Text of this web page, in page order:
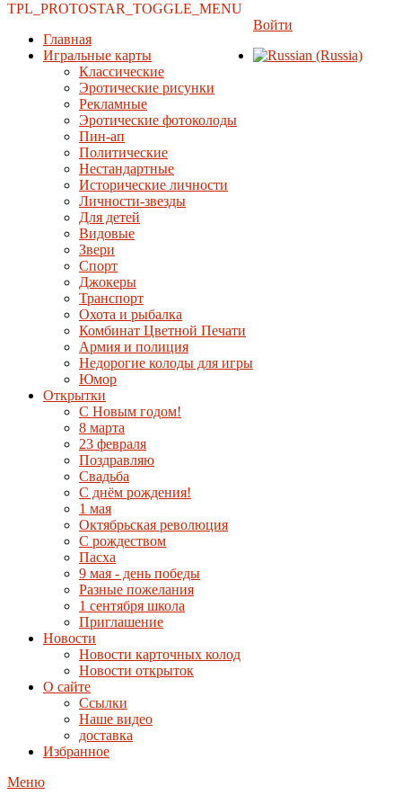
TPL_PROTOSTAR_TOGGLE_MENU
Главная
Игральные карты
Классические
Эротические рисунки
Рекламные
Эротические фотоколоды
Пин-ап
Политические
Нестандартные
Исторические личности
Личности-звезды
Для детей
Видовые
Звери
Спорт
Джокеры
Транспорт
Охота и рыбалка
Комбинат Цветной Печати
Армия и полиция
Недорогие колоды для игры
Юмор
Открытки
С Новым годом!
8 марта
23 февраля
Поздравляю
Свадьба
С днём рождения!
1 мая
Октябрьская революция
С рождеством
Пасха
9 мая - день победы
Разные пожелания
1 сентября школа
Приглашение
Новости
Новости карточных колод
Новости открыток
О сайте
Ссылки
Наше видео
доставка
Избранное
Меню
Войти